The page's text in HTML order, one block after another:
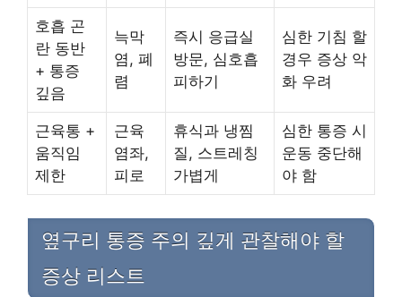
호흡 곤
란 동반
+ 통증
깊음
늑막
염, 폐
렴
즉시 응급실
방문, 심호흡
피하기
심한 기침 할
경우 증상 악
화 우려
근육통 +
움직임
제한
근육
염좌,
피로
휴식과 냉찜
질, 스트레칭
가볍게
심한 통증 시
운동 중단해
야 함
옆구리 통증 주의 깊게 관찰해야 할
증상 리스트